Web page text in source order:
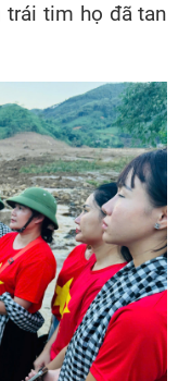
trái tim họ đã tan